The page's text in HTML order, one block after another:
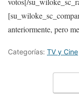
anteriormente, pero
Categorías: TV y Cine